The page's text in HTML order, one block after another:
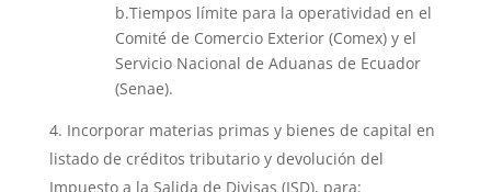
b.Tiempos límite para la operatividad en el
Comité de Comercio Exterior (Comex) y el
Servicio Nacional de Aduanas de Ecuador
(Senae).
Incorporar materias primas y bienes de capital en
listado de créditos tributario y devolución del
Impuesto a la Salida de Divisas (ISD), para: